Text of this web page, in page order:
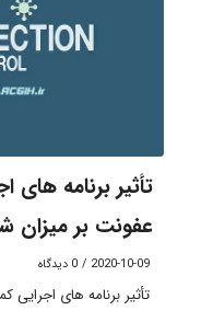
تأثیر برنامه های
عفونت بر میزان
2020-10-09
/ 0 دیدگاه
تأثیر برنامه های